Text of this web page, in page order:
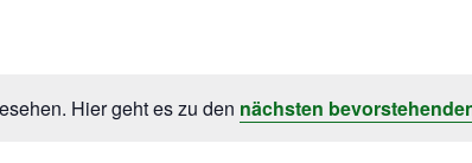
Hinweis
Hier geht es zu den nächsten